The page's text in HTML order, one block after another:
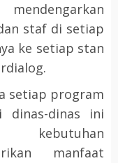
staf di setiap
ke setiap stan
setiap program
dinas-dinas ini
kebutuhan
manfaat